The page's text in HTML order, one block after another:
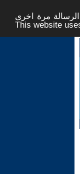
مرة اخرى -
This website